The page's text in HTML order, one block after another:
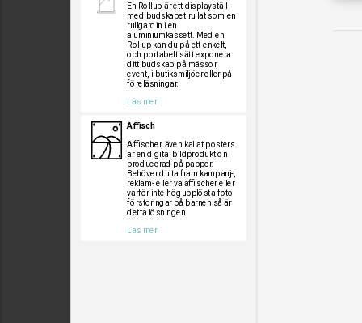
En Rollup är ett displayställ
med budskapet rullat som en
rullgardin i en
aluminiumkassett. Med en
Rollup kan du på ett enkelt,
och portabelt sätt exponera
ditt budskap på mässor,
event, i butiksmiljöer eller på
föreläsningar.
Läs mer
Affisch
Affischer, även kallat posters
är en digital bildproduktion
producerad på papper.
Behöver du ta fram kampanj-,
reklam- eller valaffischer eller
varför inte högupplösta foto
förstoringar på barnen så är
detta lösningen.
Läs mer